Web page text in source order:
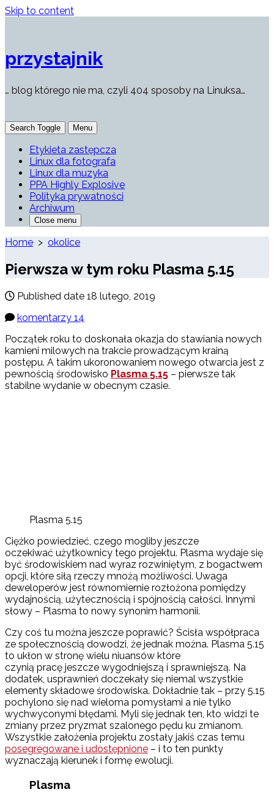
Skip to content
przystajnik
… blog którego nie ma, czyli 404 sposoby na Linuksa…
Search Toggle Menu
Etykieta zastępcza
Linux dla fotografa
Linux dla muzyka
PPA Highly Explosive
Polityka prywatności
Archiwum
Close menu
Home > okolice
Pierwsza w tym roku Plasma 5.15
Published date 18 lutego, 2019
komentarzy 14
Początek roku to doskonała okazja do stawiania nowych
kamieni milowych na trakcie prowadzącym krainą
postępu. A takim ukoronowaniem nowego otwarcia jest z
pewnością środowisko Plasma 5.15 – pierwsze tak
stabilne wydanie w obecnym czasie.
Plasma 5.15
Ciężko powiedzieć, czego mogliby jeszcze
oczekiwać użytkownicy tego projektu. Plasma wydaje się
być środowiskiem nad wyraz rozwiniętym, z bogactwem
opcji, które siłą rzeczy mnożą możliwości. Uwaga
deweloperów jest równomiernie rozłożona pomiędzy
wydajnością, użytecznością i spójnością całości. Innymi
słowy – Plasma to nowy synonim harmonii.
Czy coś tu można jeszcze poprawić? Ścisła współpraca
ze społecznością dowodzi, że jednak można. Plasma 5.15
to ukłon w stronę wielu niuansów które
czynią pracę jeszcze wygodniejszą i sprawniejszą. Na
dodatek, usprawnień doczekały się niemal wszystkie
elementy składowe środowiska. Dokładnie tak – przy 5.15
pochylono się nad wieloma pomysłami a nie tylko
wychwyconymi błędami. Myli się jednak ten, kto widzi te
zmiany przez pryzmat szalonego pędu ku zmianom.
Wszystkie założenia projektu zostały jakiś czas temu
posegregowane i udostępnione – i to ten punkty
wyznaczają kierunek i formę ewolucji.
Plasma